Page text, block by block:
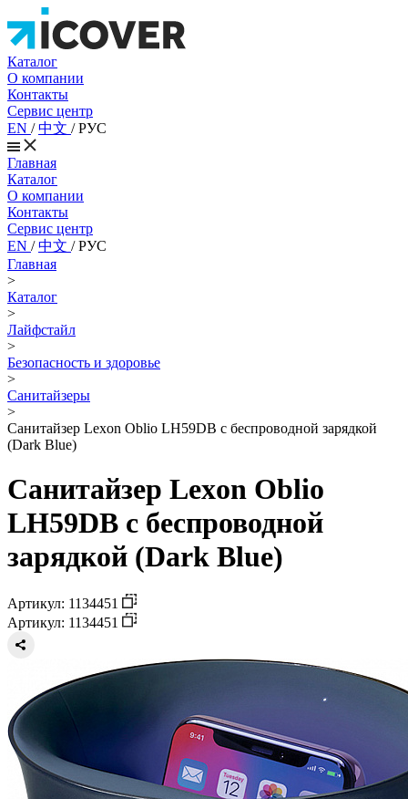
Каталог
О компании
Контакты
Сервис центр
EN /中文 /РУС
Главная
Каталог
О компании
Контакты
Сервис центр
EN /中文 /РУС
Главная
>
Каталог
>
Лайфстайл
>
Безопасность и здоровье
>
Санитайзеры
>
Санитайзер Lexon Oblio LH59DB с беспроводной зарядкой
(Dark Blue)
Санитайзер Lexon Oblio
LH59DB с беспроводной
зарядкой (Dark Blue)
Артикул: 1134451
Артикул: 1134451